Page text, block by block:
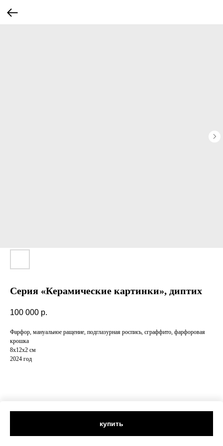
Cерия «Керамические картинки», диптих
100 000 р.
купить
Фарфор, мануальное ращение, подглазурная роспись, сграффито, фарфоровая
крошка
8х12х2 см
2024 год